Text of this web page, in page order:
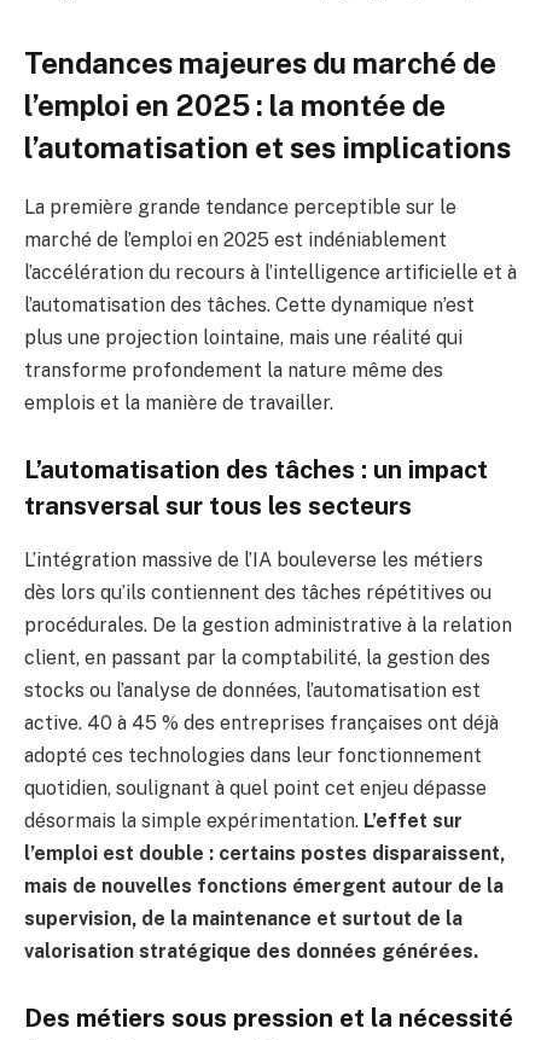
Tendances majeures du marché de
l’emploi en 2025 : la montée de
l’automatisation et ses implications
La première grande tendance perceptible sur le
marché de l’emploi en 2025 est indéniablement
l’accélération du recours à l’intelligence artificielle et à
l’automatisation des tâches. Cette dynamique n’est
plus une projection lointaine, mais une réalité qui
transforme profondement la nature même des
emplois et la manière de travailler.
L’automatisation des tâches : un impact
transversal sur tous les secteurs
L’intégration massive de l’IA bouleverse les métiers
dès lors qu’ils contiennent des tâches répétitives ou
procédurales. De la gestion administrative à la relation
client, en passant par la comptabilité, la gestion des
stocks ou l’analyse de données, l’automatisation est
active. 40 à 45 % des entreprises françaises ont déjà
adopté ces technologies dans leur fonctionnement
quotidien, soulignant à quel point cet enjeu dépasse
désormais la simple expérimentation. L’effet sur
l’emploi est double : certains postes disparaissent,
mais de nouvelles fonctions émergent autour de la
supervision, de la maintenance et surtout de la
valorisation stratégique des données générées.
Des métiers sous pression et la nécessité